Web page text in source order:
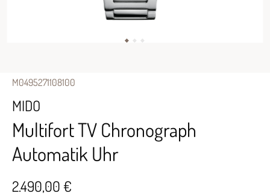
M0495271108100
MIDO
Multifort TV Chronograph
Automatik Uhr
2.490,00 €